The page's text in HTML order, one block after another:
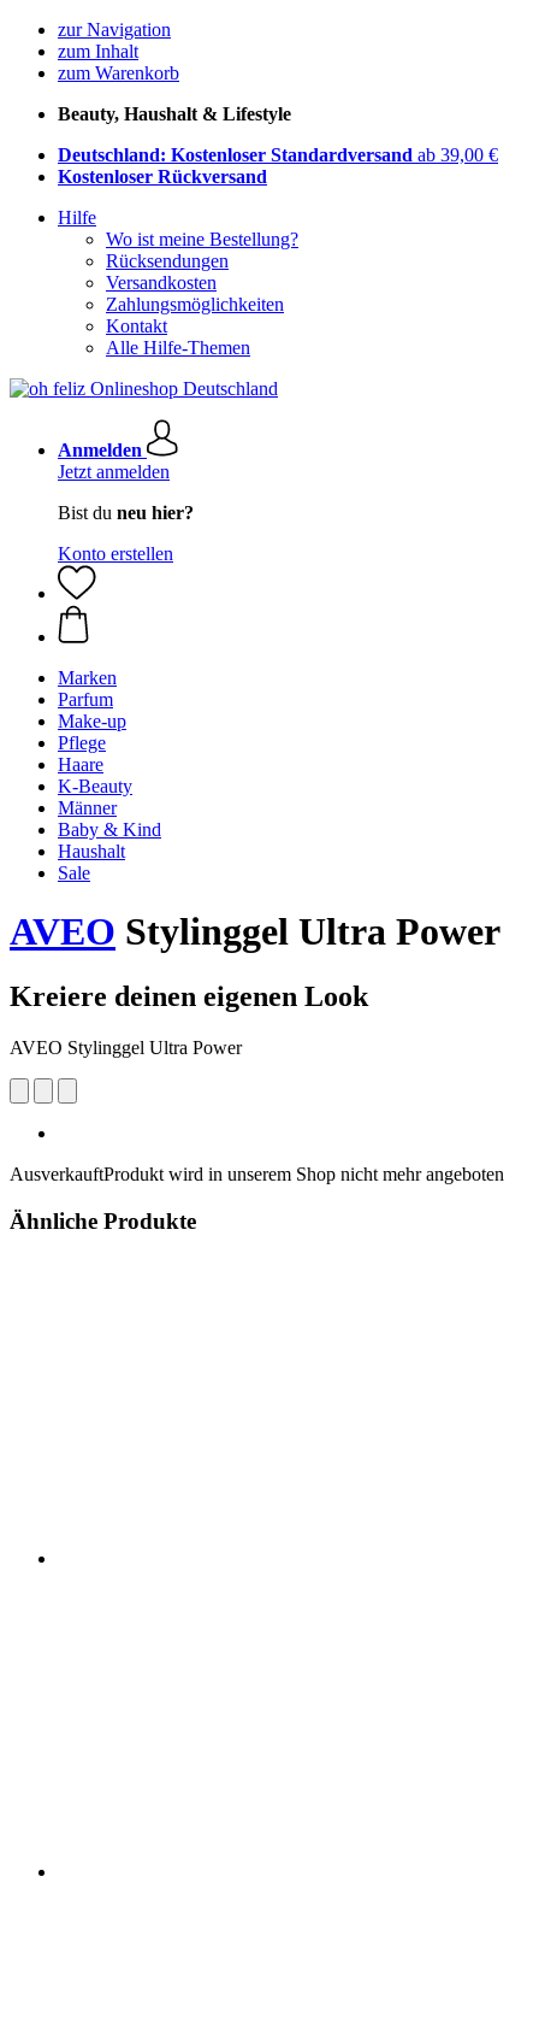
zur Navigation
zum Inhalt
zum Warenkorb
Beauty, Haushalt & Lifestyle
Deutschland: Kostenloser Standardversand ab 39,00 €
Kostenloser Rückversand
Hilfe
Wo ist meine Bestellung?
Rücksendungen
Versandkosten
Zahlungsmöglichkeiten
Kontakt
Alle Hilfe-Themen
Anmelden
Jetzt anmelden
Bist du neu hier?
Konto erstellen
Marken
Parfum
Make-up
Pflege
Haare
K-Beauty
Männer
Baby & Kind
Haushalt
Sale
AVEO Stylinggel Ultra Power
Kreiere deinen eigenen Look
AVEO Stylinggel Ultra Power
AusverkauftProdukt wird in unserem Shop nicht mehr angeboten
Ähnliche Produkte